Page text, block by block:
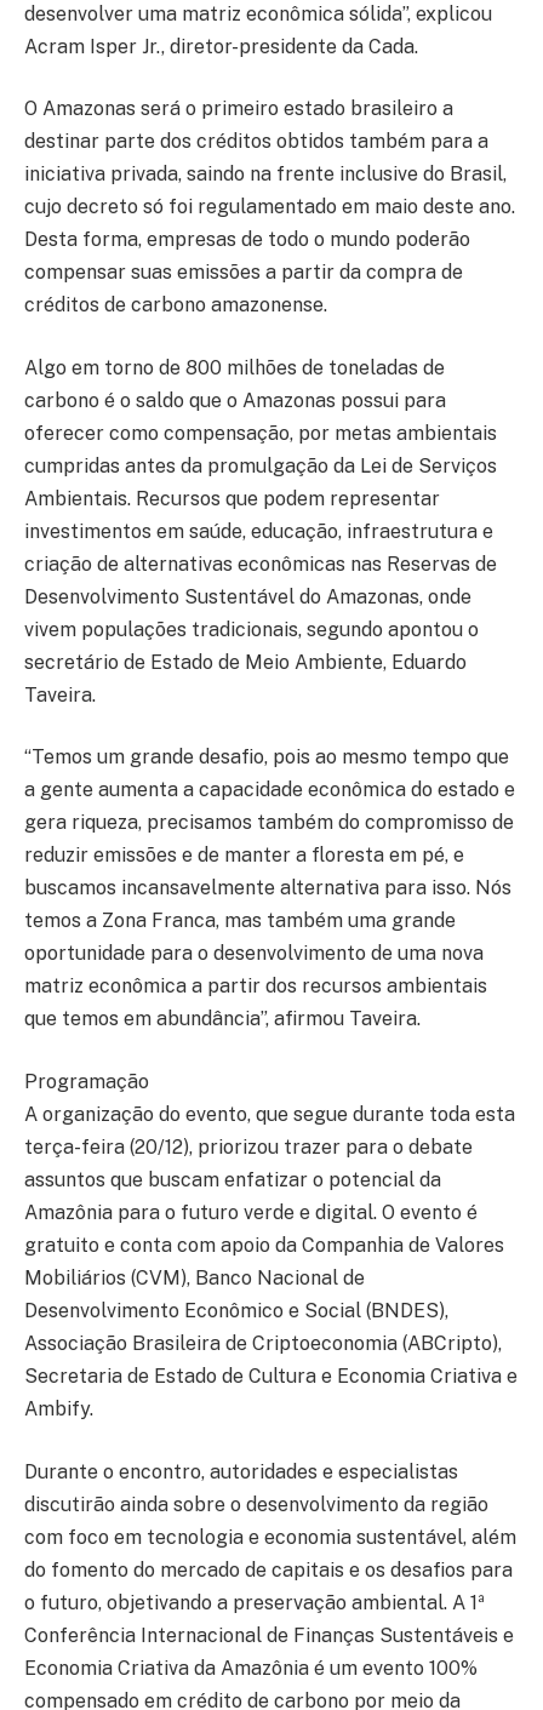
desenvolver uma matriz econômica sólida”, explicou
Acram Isper Jr., diretor-presidente da Cada.
O Amazonas será o primeiro estado brasileiro a
destinar parte dos créditos obtidos também para a
iniciativa privada, saindo na frente inclusive do Brasil,
cujo decreto só foi regulamentado em maio deste ano.
Desta forma, empresas de todo o mundo poderão
compensar suas emissões a partir da compra de
créditos de carbono amazonense.
Algo em torno de 800 milhões de toneladas de
carbono é o saldo que o Amazonas possui para
oferecer como compensação, por metas ambientais
cumpridas antes da promulgação da Lei de Serviços
Ambientais. Recursos que podem representar
investimentos em saúde, educação, infraestrutura e
criação de alternativas econômicas nas Reservas de
Desenvolvimento Sustentável do Amazonas, onde
vivem populações tradicionais, segundo apontou o
secretário de Estado de Meio Ambiente, Eduardo
Taveira.
“Temos um grande desafio, pois ao mesmo tempo que
a gente aumenta a capacidade econômica do estado e
gera riqueza, precisamos também do compromisso de
reduzir emissões e de manter a floresta em pé, e
buscamos incansavelmente alternativa para isso. Nós
temos a Zona Franca, mas também uma grande
oportunidade para o desenvolvimento de uma nova
matriz econômica a partir dos recursos ambientais
que temos em abundância”, afirmou Taveira.
Programação
A organização do evento, que segue durante toda esta
terça-feira (20/12), priorizou trazer para o debate
assuntos que buscam enfatizar o potencial da
Amazônia para o futuro verde e digital. O evento é
gratuito e conta com apoio da Companhia de Valores
Mobiliários (CVM), Banco Nacional de
Desenvolvimento Econômico e Social (BNDES),
Associação Brasileira de Criptoeconomia (ABCripto),
Secretaria de Estado de Cultura e Economia Criativa e
Ambify.
Durante o encontro, autoridades e especialistas
discutirão ainda sobre o desenvolvimento da região
com foco em tecnologia e economia sustentável, além
do fomento do mercado de capitais e os desafios para
o futuro, objetivando a preservação ambiental. A 1ª
Conferência Internacional de Finanças Sustentáveis e
Economia Criativa da Amazônia é um evento 100%
compensado em crédito de carbono por meio da